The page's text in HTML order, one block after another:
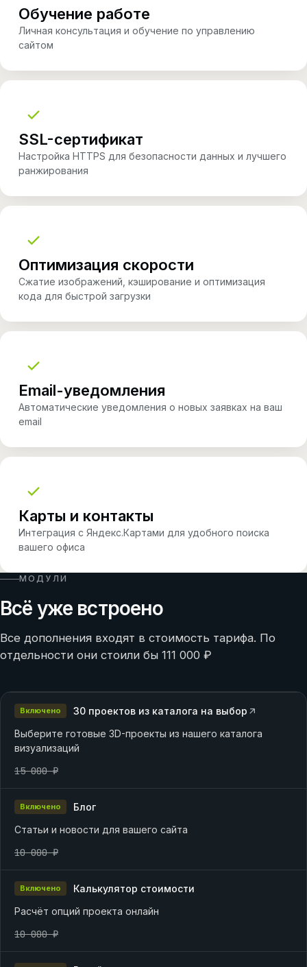
Обучение работе
Личная консультация и обучение по управлению
сайтом
SSL-сертификат
Настройка HTTPS для безопасности данных и лучшего
ранжирования
Оптимизация скорости
Сжатие изображений, кэширование и оптимизация
кода для быстрой загрузки
Email-уведомления
Автоматические уведомления о новых заявках на ваш
email
Карты и контакты
Интеграция с Яндекс.Картами для удобного поиска
вашего офиса
МОДУЛИ
Всё уже встроено
Все дополнения входят в стоимость тарифа. По
отдельности они стоили бы 111 000 ₽
Включено
30 проектов из каталога на выбор
Выберите готовые 3D-проекты из нашего каталога
визуализаций
15 000 ₽
Включено
Блог
Статьи и новости для вашего сайта
10 000 ₽
Включено
Калькулятор стоимости
Расчёт опций проекта онлайн
10 000 ₽